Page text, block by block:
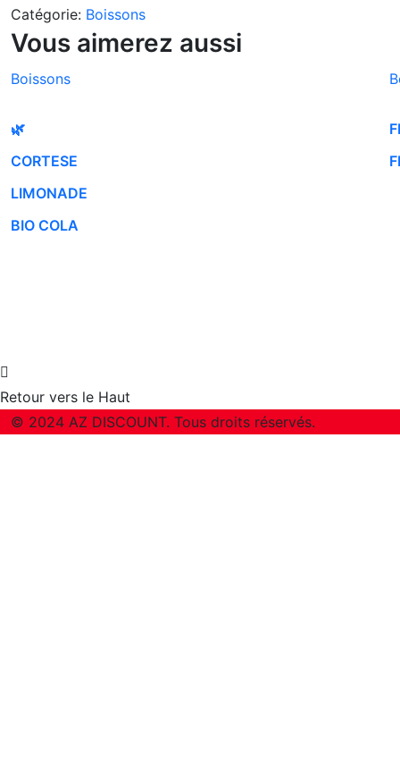
Catégorie: Boissons
Vous aimerez aussi
Boissons
🌿
CORTESE
LIMONADE
BIO COLA
Retour vers le Haut
© 2024 AZ DISCOUNT. Tous droits réservés.